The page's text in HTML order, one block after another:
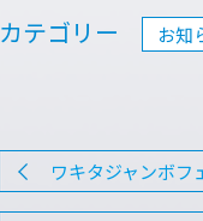
カテゴリー お知
ワキタジャンボフ